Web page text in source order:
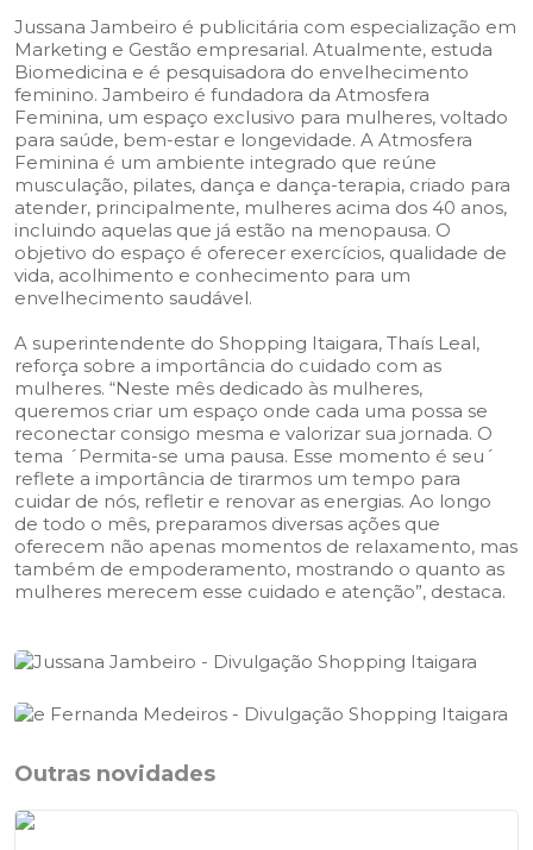
Jussana Jambeiro é publicitária com especialização em
Marketing e Gestão empresarial. Atualmente, estuda
Biomedicina e é pesquisadora do envelhecimento
feminino. Jambeiro é fundadora da Atmosfera
Feminina, um espaço exclusivo para mulheres, voltado
para saúde, bem-estar e longevidade. A Atmosfera
Feminina é um ambiente integrado que reúne
musculação, pilates, dança e dança-terapia, criado para
atender, principalmente, mulheres acima dos 40 anos,
incluindo aquelas que já estão na menopausa. O
objetivo do espaço é oferecer exercícios, qualidade de
vida, acolhimento e conhecimento para um
envelhecimento saudável.
A superintendente do Shopping Itaigara, Thaís Leal,
reforça sobre a importância do cuidado com as
mulheres. “Neste mês dedicado às mulheres,
queremos criar um espaço onde cada uma possa se
reconectar consigo mesma e valorizar sua jornada. O
tema ´Permita-se uma pausa. Esse momento é seu´
reflete a importância de tirarmos um tempo para
cuidar de nós, refletir e renovar as energias. Ao longo
de todo o mês, preparamos diversas ações que
oferecem não apenas momentos de relaxamento, mas
também de empoderamento, mostrando o quanto as
mulheres merecem esse cuidado e atenção”, destaca.
Outras novidades